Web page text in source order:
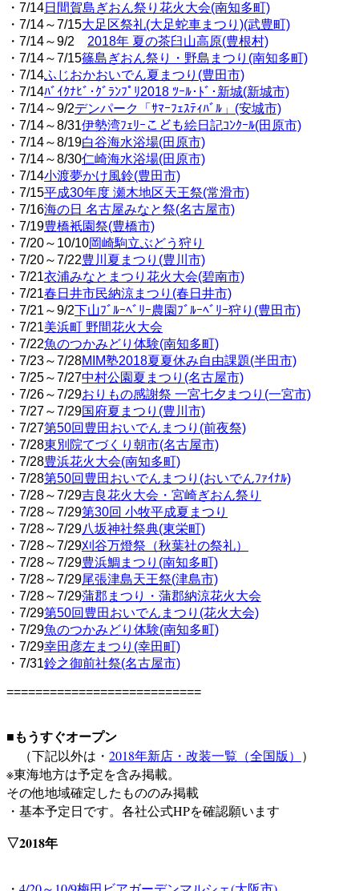
・7/14日間賀島ぎおん祭り花火大会(南知多町)
・7/14～7/15大足区祭礼(大足蛇車まつり)(武豊町)
・7/14～9/2 2018年 夏の茶臼山高原(豊根村)
・7/14～7/15篠島ぎおん祭り・野島まつり(南知多町)
・7/14ふじおかおいでん夏まつり(豊田市)
・7/14ﾊﾞｲｸﾅﾋﾞ･ｸﾞﾗﾝﾌﾟﾘ2018 ﾂｰﾙ･ﾄﾞ･新城(新城市)
・7/14～9/2デンパーク「ｻﾏｰﾌｪｽﾃｨﾊﾞﾙ」(安城市)
・7/14～8/31伊勢湾ﾌｪﾘｰこども絵日記ｺﾝｸｰﾙ(田原市)
・7/14～8/19白谷海水浴場(田原市)
・7/14～8/30仁崎海水浴場(田原市)
・7/14小渡夢かけ風鈴(豊田市)
・7/15平成30年度 瀬木地区天王祭(常滑市)
・7/16海の日 名古屋みなと祭(名古屋市)
・7/19豊橋衹園祭(豊橋市)
・7/20～10/10岡崎駒立ぶどう狩り
・7/20～7/22豊川夏まつり(豊川市)
・7/21衣浦みなとまつり花火大会(碧南市)
・7/21春日井市民納涼まつり(春日井市)
・7/21～9/2下山ﾌﾞﾙｰﾍﾞﾘｰ農園ﾌﾞﾙｰﾍﾞﾘｰ狩り(豊田市)
・7/21美浜町 野間花火大会
・7/22魚のつかみどり体験(南知多町)
・7/23～7/28MIM塾2018夏夏休み自由課題(半田市)
・7/25～7/27中村公園夏まつり(名古屋市)
・7/26～7/29おりもの感謝祭 一宮七夕まつり(一宮市)
・7/27～7/29国府夏まつり(豊川市)
・7/27第50回豊田おいでんまつり(前夜祭)
・7/28東別院てづくり朝市(名古屋市)
・7/28豊浜花火大会(南知多町)
・7/28第50回豊田おいでんまつり(おいでんﾌｧｲﾅﾙ)
・7/28～7/29吉良花火大会・宮崎ぎおん祭り
・7/28～7/29第30回 小牧平成夏まつり
・7/28～7/29八坂神社祭典(東栄町)
・7/28～7/29刈谷万燈祭（秋葉社の祭礼）
・7/28～7/29豊浜鯛まつり(南知多町)
・7/28～7/29尾張津島天王祭(津島市)
・7/28～7/29蒲郡まつり・蒲郡納涼花火大会
・7/29第50回豊田おいでんまつり(花火大会)
・7/29魚のつかみどり体験(南知多町)
・7/29幸田彦左まつり(幸田町)
・7/31鈴之御前社祭(名古屋市)
===========================
■もうすぐオープン
（下記以外は ・ 2018年新店・改装一覧（全国版） ）
※東海地方は予定を含み掲載。
その他地域確定したもののみ掲載
・基本予定日です。各社公式HPを確認願います
▽2018年